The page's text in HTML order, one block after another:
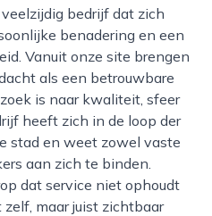
benadering en een
Vanuit onze site brengen
als een betrouwbare
is naar kwaliteit, sfeer
heeft zich in de loop der
stad en weet zowel vaste
aan zich te binden.
dat service niet ophoudt
maar juist zichtbaar